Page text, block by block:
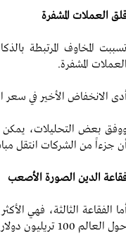
العملات المشفرة
تسببت المخاوف المرتبطة
العملات المشفرة.
أدى الانخفاض الأخير في سعر
بعض التحليلات، يمكن
أن جزءاً من الشركات انتقل
الدين الصورة الأصعب
أما الفقاعة الثالثة، فهي
حول العالم 100 تريليون دولار في العام الماضي، مع زيادة أسرع مما كان قبل الجائحة.